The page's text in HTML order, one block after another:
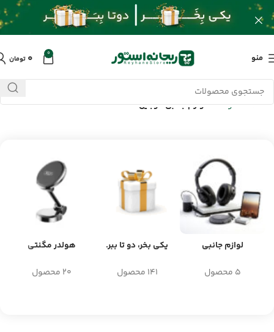
منو 0 ۰ تومان
خانه/محصولات/لوازم جانبی موبایل
لوازم جانبی
5 محصول
یکی بخر، دو تا ببر.
141 محصول
هولدر مگنتی
20 محصول